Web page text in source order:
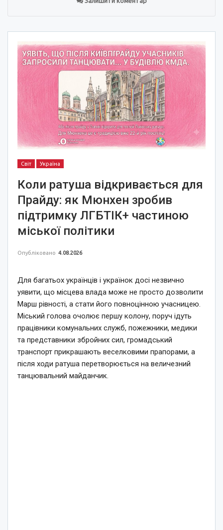
Світ Україна
Коли ратуша відкривається для
Прайду: як Мюнхен зробив
підтримку ЛГБТІК+ частиною
міської політики
Опубліковано 4.08.2026
Для багатьох українців і українок досі незвично
уявити, що місцева влада може не просто дозволити
Марш рівності, а стати його повноцінною учасницею.
Міський голова очолює першу колону, поруч ідуть
працівники комунальних служб, пожежники, медики
та представники збройних сил, громадський
транспорт прикрашають веселковими прапорами, а
після ходи ратуша перетворюється на величезний
танцювальний майданчик.